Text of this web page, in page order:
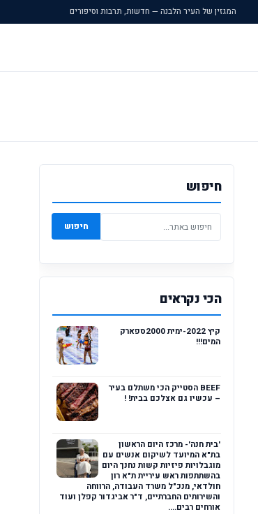
המגזין של העיר הלבנה — חדשות, תרבות וסיפורים
חיפוש
חיפוש
הכי נקראים
קיץ 2022-ימית 2000ספארק
המים!!!
BEEF הסטייק הכי משתלם בעיר
– עכשיו גם אצלכם בבית! !
'בית חנה'- מרכז היום הראשון
בת"א המיועד לשיקום אנשים עם
מוגבלויות פיזיות קשות נחנך היום
בהשתתפות ראש עיריית ת"א רון
חולדאי, מנכ"ל משרד העבודה, הרווחה
והשירותים החברתיים, ד"ר אביגדור קפלן ועוד
אורחים רבים....